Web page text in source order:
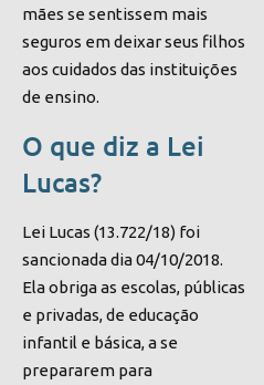
mães se sentissem mais
seguros em deixar seus filhos
aos cuidados das instituições
de ensino.
O que diz a Lei
Lucas?
Lei Lucas (13.722/18) foi
sancionada dia 04/10/2018.
Ela obriga as escolas, públicas
e privadas, de educação
infantil e básica, a se
prepararem para